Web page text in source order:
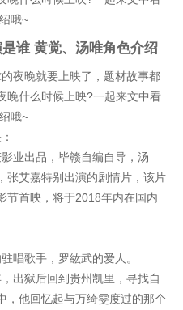
哦~...
谁 黄觉、汤唯角色介绍
夜晚就要上映了，题材故事都
晚什么时候上映?一起来文中看
哦~
业出品，毕赣自编自导，汤
张艾嘉特别出演的剧情片，该片
节首映，将于2018年内在国内
唱歌手，罗紘武的爱人。
出狱后回到贵州凯里，寻找自
，他回忆起与万绮雯度过的那个